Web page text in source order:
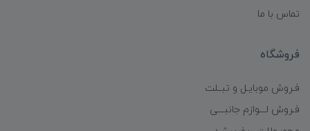
تماس با ما
فروشگاه
فـروش موبایـل و تبــلت
فـروش لـــوازم جانبـــی